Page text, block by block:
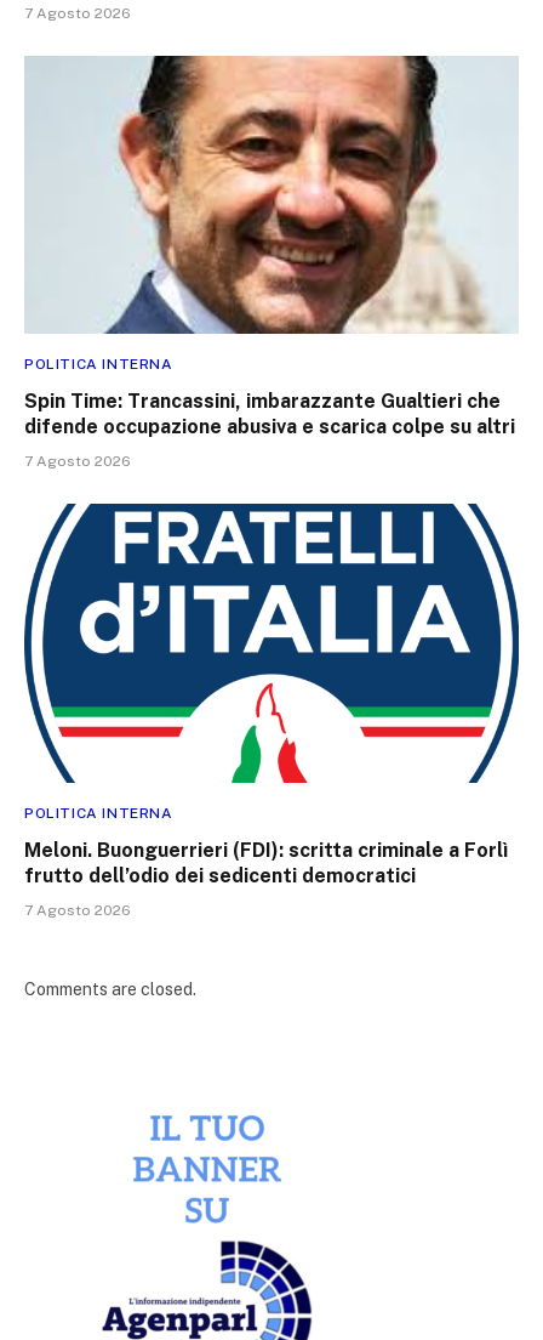
7 Agosto 2026
POLITICA INTERNA
Spin Time: Trancassini, imbarazzante Gualtieri che
difende occupazione abusiva e scarica colpe su altri
7 Agosto 2026
POLITICA INTERNA
Meloni. Buonguerrieri (FDI): scritta criminale a Forlì
frutto dell’odio dei sedicenti democratici
7 Agosto 2026
Comments are closed.